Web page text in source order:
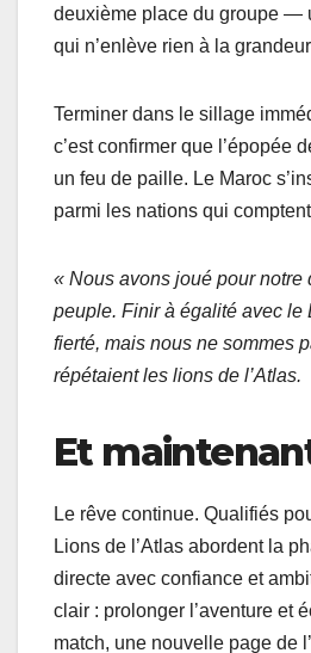
deuxième place du groupe —
qui n’enlève rien à la
Terminer dans le sillage
c’est confirmer que l’épopée
un feu de paille. Le Maroc
parmi les nations qui
« Nous avons joué pour notre
peuple. Finir à égalité avec le
fierté, mais nous ne sommes
répétaient les lions de l’Atlas.
Et
Le rêve continue. Qualifiés
Lions de l’Atlas abordent la
directe avec confiance et
clair : prolonger l’aventure et
match, une nouvelle page de